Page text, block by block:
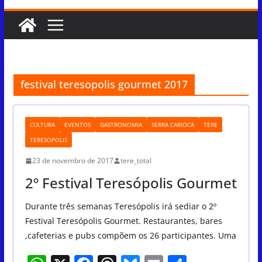
festival teresopolis gourmet 2017
CULTURA EVENTOS GASTRONOMIA SERRA CARIOCA
TERE
TERESOPOLIS
23 de novembro de 2017 tere_total
2º Festival Teresópolis Gourmet
Durante três semanas Teresópolis irá sediar o 2º
Festival Teresópolis Gourmet. Restaurantes, bares
,cafeterias e pubs compõem os 26 participantes. Uma